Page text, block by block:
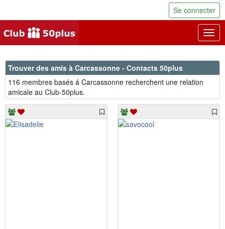
Se connecter
Trouver des amis à Carcassonne - Contacts 50plus
116 membres basés á Carcassonne recherchent une relation
amicale au Club-50plus.